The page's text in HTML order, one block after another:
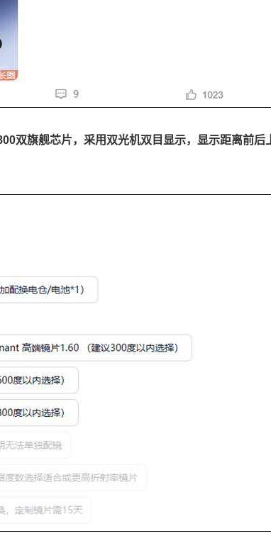
双旗舰芯片，采用双光机双目显示，显示距离前后